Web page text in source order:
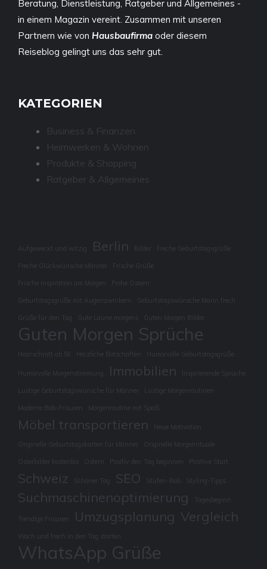
Beratung, Dienstleistung, Ratgeber und Allgemeines -
in einem Magazin vereint. Zusammen mit unseren
Partnern wie von Hausbaufirma oder diesem
Reiseblog gelingt uns das sehr gut.
KATEGORIEN
Business & Finanzen
Heimwerken & Wohnen
Produkte & Shopping
Ratgeber & Allgemeines
Aufgeweckt und witzig Berlin Bilder Freche Geburtstagsgrüße
Freche Glückwünsche Männer Frische Grüße
Frische Inspiration am Morgen Frohe Ostern
Geburtstagsgrüße mit Augenzwinkern Geburtstagswünsche Mann frech
Grüße für den Tag Gute Laune morgens Guten Morgen Bilder
Guten Morgen Sprüche
Haarschnitt ab 50 Herzliche Botschaften Humorvolle Geburtstagsgrüße
Humorvolle Morgenstimmung Immobilien Inspirierende Sprüche
Lustige Geburtstagswünsche für Männer Lustige Morgenroutinen
Moderne Bob-Frisuren Morgenroutine mit Spaß
Möbel transportieren Neue Motivation
Originelle Geburtstagskarten für Männer Originelle Morgenrituale
Osterbilder kostenlos Ostern Positiv den Tag beginnen Positive Start
Schweiz Schöner Tag SEO Stufen-Bob Styling-Tipps
Suchmaschinenoptimierung Tagesbeginn
Trendige Frisuren Umzugsplanung Vergleich
Wach und frech in den Tag starten
WhatsApp Grüße